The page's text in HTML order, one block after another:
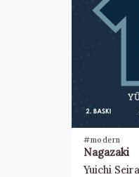
#modern
Nagazaki
Yuichi